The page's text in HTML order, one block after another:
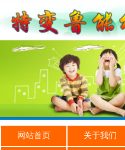
网站首页 关于我们